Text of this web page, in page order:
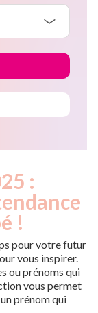
:
!
pour votre futur
vous inspirer.
ou prénoms qui
vous permet
prénom qui